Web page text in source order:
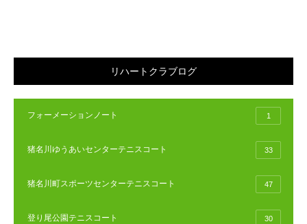
リハートクラブログ
フォーメーションノート 1
猪名川ゆうあいセンターテニスコート 33
猪名川町スポーツセンターテニスコート 47
登り尾公園テニスコート 30